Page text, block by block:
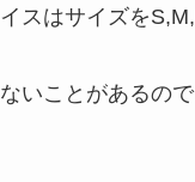
スはサイズを
いことがあるの